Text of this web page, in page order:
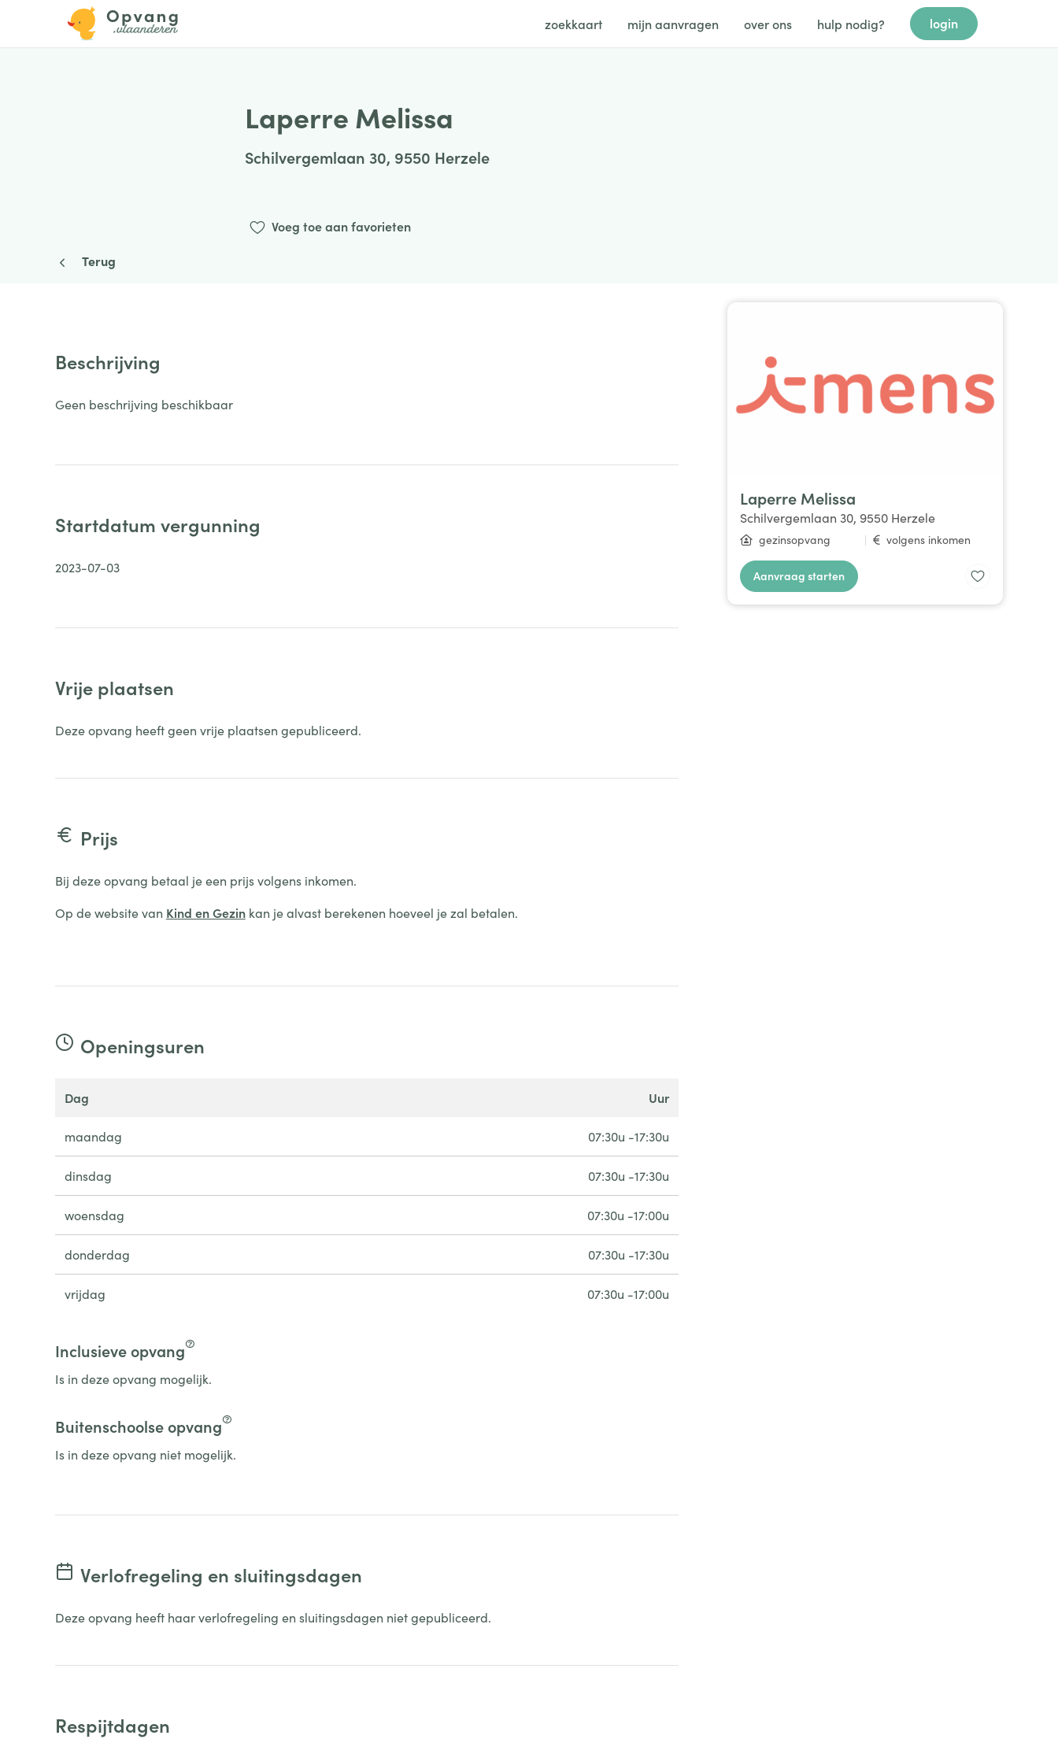
zoekkaart mijn aanvragen over ons hulp nodig? login
Laperre Melissa
Schilvergemlaan 30, 9550 Herzele
Voeg toe aan favorieten
Terug
Laperre Melissa
Schilvergemlaan 30, 9550 Herzele
gezinsopvang | volgens inkomen
Aanvraag starten
Beschrijving
Geen beschrijving beschikbaar
Startdatum vergunning
2023-07-03
Vrije plaatsen
Deze opvang heeft geen vrije plaatsen gepubliceerd.
Prijs
Bij deze opvang betaal je een prijs volgens inkomen.
Op de website van Kind en Gezinkan je alvast berekenen hoeveel je zal betalen.
Openingsuren
dag uur
maandag 07:30u -17:30u
dinsdag 07:30u -17:30u
woensdag 07:30u -17:00u
donderdag 07:30u -17:30u
vrijdag 07:30u -17:00u
Inclusieve opvang
Is in deze opvang mogelijk.
Buitenschoolse opvang
Is in deze opvang niet mogelijk.
Verlofregeling en sluitingsdagen
Deze opvang heeft haar verlofregeling en sluitingsdagen niet gepubliceerd.
Respijtdagen